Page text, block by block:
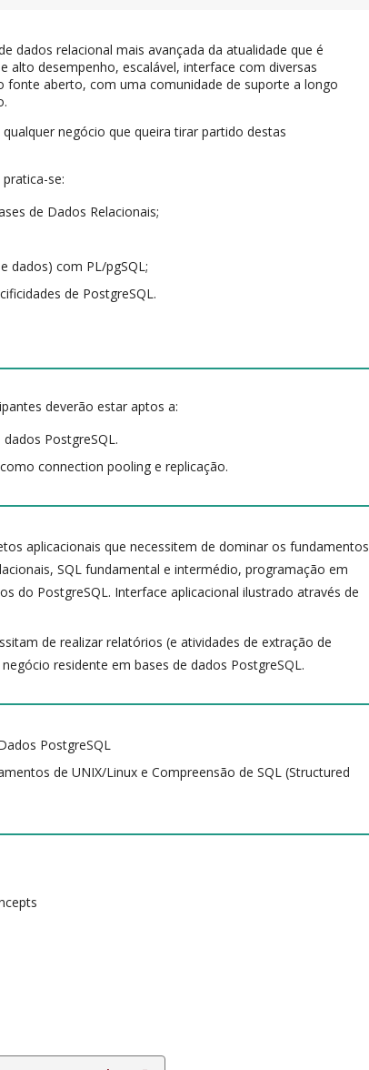
dados relacional mais avançada da atualidade que é
alto desempenho, escalável, interface com diversas
fonte aberto, com uma comunidade de suporte a longo
negócio que queira tirar partido destas
se:
de Dados Relacionais;
dados) com PL/pgSQL;
de PostgreSQL.
deverão estar aptos a:
PostgreSQL.
connection pooling e replicação.
aplicacionais que necessitem de dominar os fundamentos
SQL fundamental e intermédio, programação em
do PostgreSQL. Interface aplicacional ilustrado através de
de realizar relatórios (e atividades de extração de
residente em bases de dados PostgreSQL.
PostgreSQL
de UNIX/Linux e Compreensão de SQL (Structured